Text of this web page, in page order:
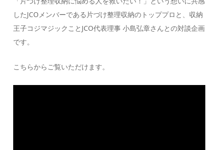
したJCOメンバーである片づけ整理収納のトッププロと、収納
王子コジマジックことJCO代表理事 小島弘章さんとの対談企画
です。
こちらからご覧いただけます。